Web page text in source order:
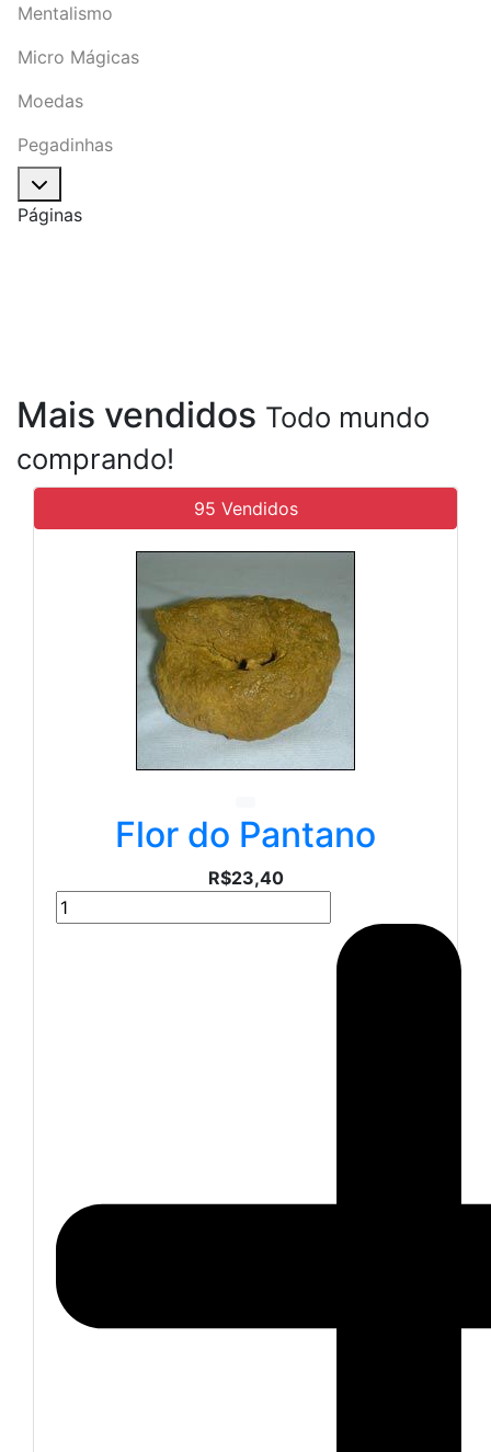
Mentalismo
Micro Mágicas
Moedas
Pegadinhas
Páginas
Mais vendidos Todo mundo
comprando!
95 Vendidos
Flor do Pantano
R$23,40